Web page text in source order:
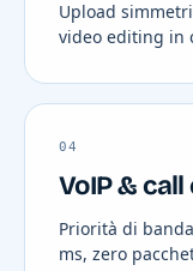
Upload
video editing in
04
VoIP &
Priorità di
ms, zero